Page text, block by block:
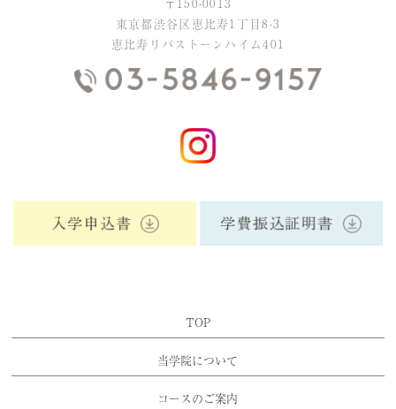
東京都渋谷区恵比寿1丁目8-3
恵比寿リバストーンハイム401
TOP
当学院について
コースのご案内